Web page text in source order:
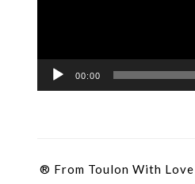
00:00
® From Toulon With